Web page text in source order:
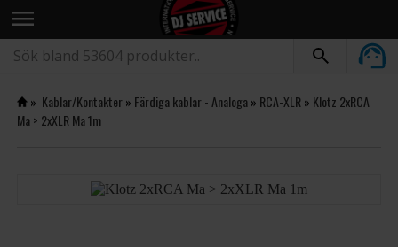
menu
» Kablar/Kontakter» Färdiga kablar - Analoga» RCA-XLR » Klotz 2xRCA
Ma > 2xXLR Ma 1m